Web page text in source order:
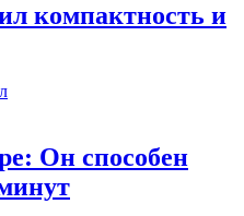
компактность и
Он способен